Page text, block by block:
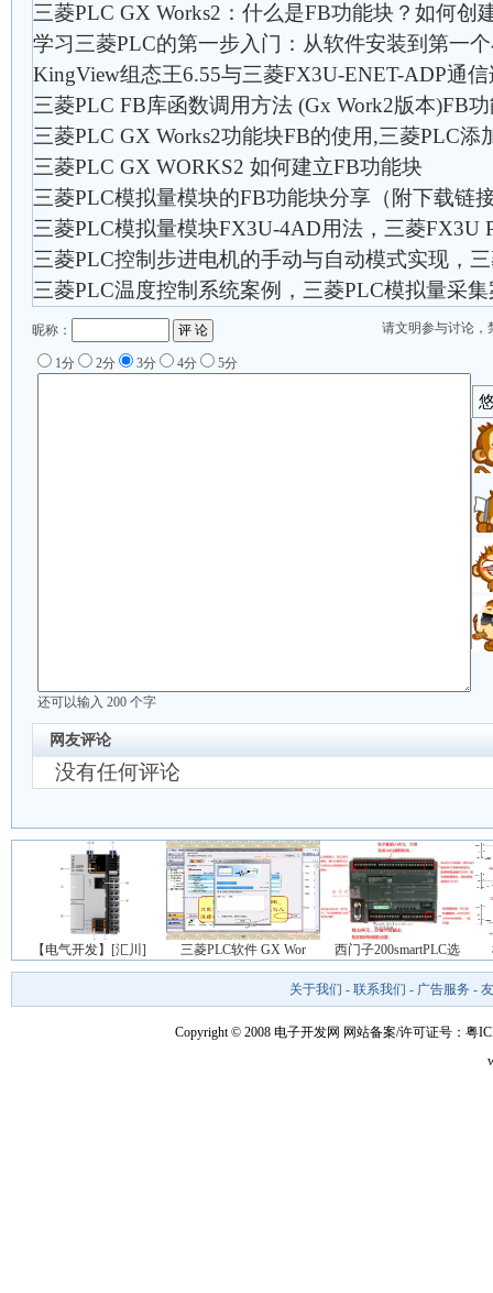
三菱PLC GX Works2：什么是FB功能块？如何创
学习三菱PLC的第一步入门：从软件安装到第一
KingView组态王6.55与三菱FX3U-ENET-ADP通
三菱PLC FB库函数调用方法 (Gx Work2版本)FB
三菱PLC GX Works2功能块FB的使用,三菱PLC添
三菱PLC GX WORKS2 如何建立FB功能块
三菱PLC模拟量模块的FB功能块分享（附下载链
三菱PLC模拟量模块FX3U-4AD用法，三菱FX3U
三菱PLC控制步进电机的手动与自动模式实现，
三菱PLC温度控制系统案例，三菱PLC模拟量采
请文明参与讨论，
昵称：
1分 2分 3分 4分 5分
还可以输入 200 个字
网友评论
没有任何评论
【电气开发】[汇川] 三菱PLC软件 GX Wor 西门子200smartPLC选
关于我们 - 联系我们 - 广告服务 -
Copyright © 2008 电子开发网 网站备案/许可证号：粤